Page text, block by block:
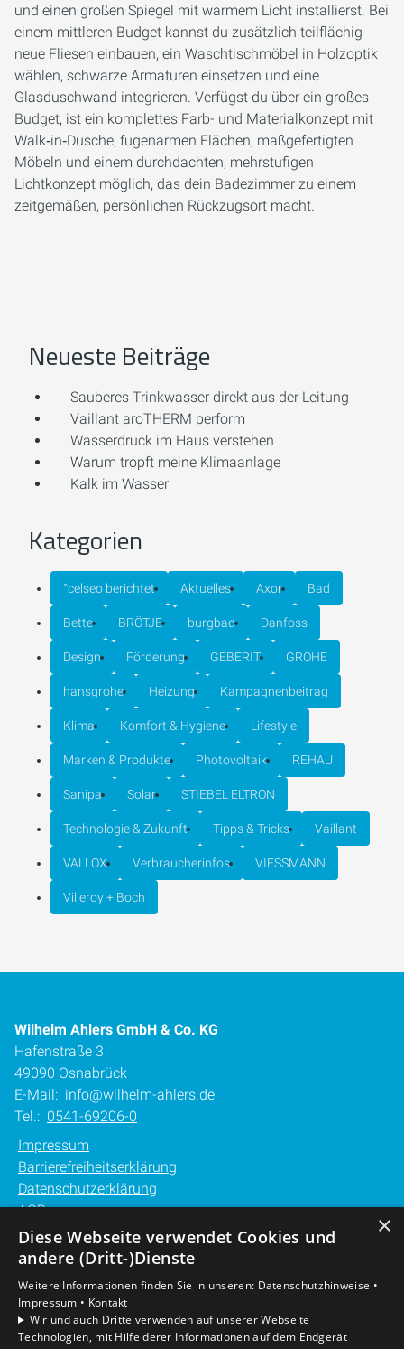
und einen großen Spiegel mit warmem Licht installierst. Bei
einem mittleren Budget kannst du zusätzlich teilflächig
neue Fliesen einbauen, ein Waschtischmöbel in Holzoptik
wählen, schwarze Armaturen einsetzen und eine
Glasduschwand integrieren. Verfügst du über ein großes
Budget, ist ein komplettes Farb- und Materialkonzept mit
Walk‑in‑Dusche, fugenarmen Flächen, maßgefertigten
Möbeln und einem durchdachten, mehrstufigen
Lichtkonzept möglich, das dein Badezimmer zu einem
zeitgemäßen, persönlichen Rückzugsort macht.
Neueste Beiträge
Sauberes Trinkwasser direkt aus der Leitung
Vaillant aroTHERM perform
Wasserdruck im Haus verstehen
Warum tropft meine Klimaanlage
Kalk im Wasser
Kategorien
°celseo berichtet Aktuelles Axor Bad
Bette BRÖTJE burgbad Danfoss
Design Förderung GEBERIT GROHE
hansgrohe Heizung Kampagnenbeitrag
Klima Komfort & Hygiene Lifestyle
Marken & Produkte Photovoltaik REHAU
Sanipa Solar STIEBEL ELTRON
Technologie & Zukunft Tipps & Tricks Vaillant
VALLOX Verbraucherinfos VIESSMANN
Villeroy + Boch
Wilhelm Ahlers GmbH & Co. KG
Hafenstraße 3
49090 Osnabrück
E-Mail: info@wilhelm-ahlers.de
Tel.: 0541-69206-0
Impressum
Barrierefreiheitserklärung
Datenschutzerklärung
AGB
Unsere Bereiche
Gewerbekunden
Karriere
Unternehmen
×
Diese Webseite verwendet Cookies und
andere (Dritt-)Dienste
Weitere Informationen finden Sie in unseren: Datenschutzhinweise •
Impressum • Kontakt
Wir und auch Dritte verwenden auf unserer Webseite
Technologien, mit Hilfe derer Informationen auf dem Endgerät